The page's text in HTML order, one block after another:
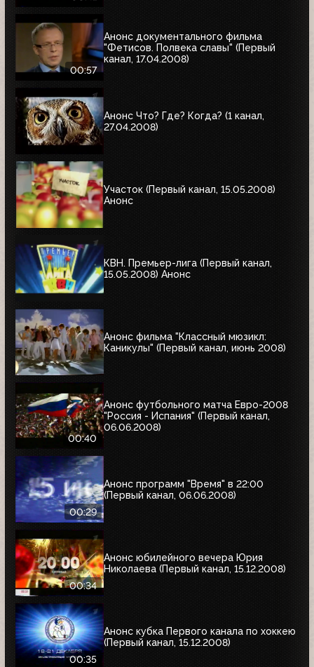
00:57
Анонс документального фильма
"Фетисов. Полвека славы" (Первый
канал, 17.04.2008)
Анонс Что? Где? Когда? (1 канал,
27.04.2008)
Участок (Первый канал, 15.05.2008)
Анонс
КВН. Премьер-лига (Первый канал,
15.05.2008) Анонс
Анонс фильма "Классный мюзикл:
Каникулы" (Первый канал, июнь 2008)
00:40
Анонс футбольного матча Евро-2008
"Россия - Испания" (Первый канал,
06.06.2008)
00:29
Анонс программ "Время" в 22:00
(Первый канал, 06.06.2008)
00:34
Анонс юбилейного вечера Юрия
Николаева (Первый канал, 15.12.2008)
00:35
Анонс кубка Первого канала по хоккею
(Первый канал, 15.12.2008)